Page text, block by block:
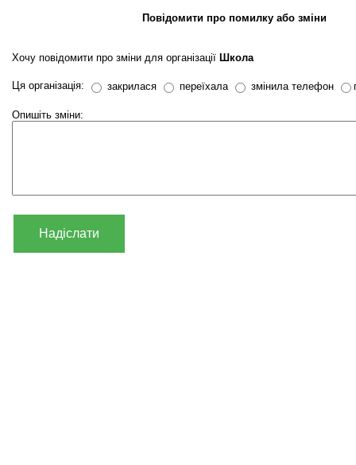
Повідомити про помилку або зміни
Хочу повідомити про зміни для організації Школа
Ця організація: закрилася переїхала змінила телефон
Опишіть зміни:
Надіслати